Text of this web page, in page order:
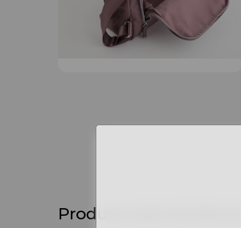
Produse asemănătoare